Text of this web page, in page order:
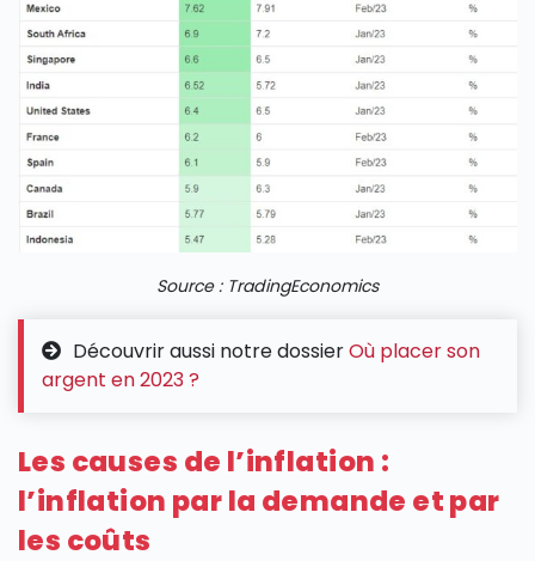
Source : TradingEconomics
Découvrir aussi notre dossierOù placer son
argent en 2023 ?
Les causes de l’inflation :
l’inflation par la demande et par
les coûts